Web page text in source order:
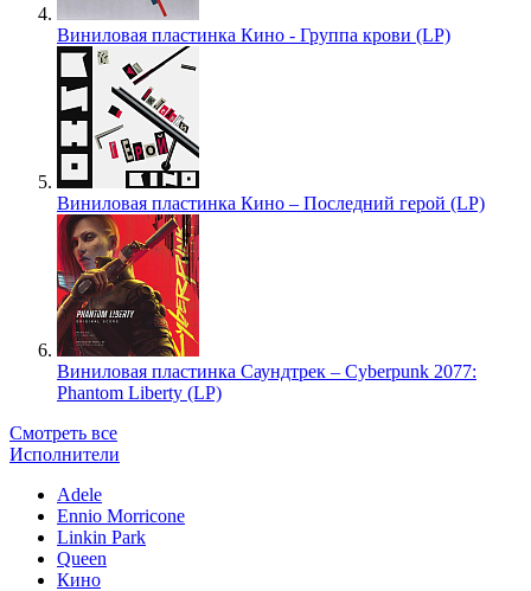
Виниловая пластинка Кино - Группа крови (LP)
Виниловая пластинка Кино – Последний герой (LP)
Виниловая пластинка Саундтрек – Cyberpunk 2077:
Phantom Liberty (LP)
Смотреть все
Исполнители
Adele
Ennio Morricone
Linkin Park
Queen
Кино